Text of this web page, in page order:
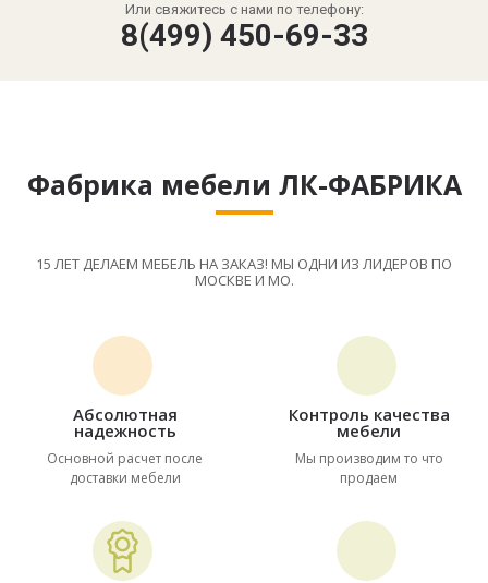
Или свяжитесь с нами по телефону:
8(499) 450-69-33
Фабрика мебели ЛК-ФАБРИКА
15 ЛЕТ ДЕЛАЕМ МЕБЕЛЬ НА ЗАКАЗ! МЫ ОДНИ ИЗ ЛИДЕРОВ ПО
МОСКВЕ И МО.
Абсолютная
надежность
Основной расчет после
доставки мебели
Контроль качества
мебели
Мы производим то что
продаем